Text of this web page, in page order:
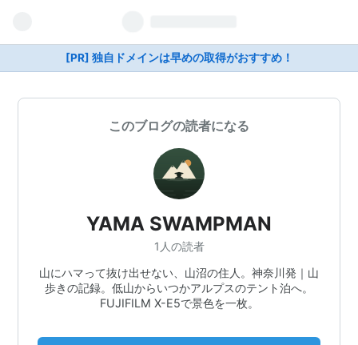
[PR] 独自ドメインは早めの取得がおすすめ！
このブログの読者になる
YAMA SWAMPMAN
1人の読者
山にハマって抜け出せない、山沼の住人。神奈川発｜山
歩きの記録。低山からいつかアルプスのテント泊へ。
FUJIFILM X-E5で景色を一枚。